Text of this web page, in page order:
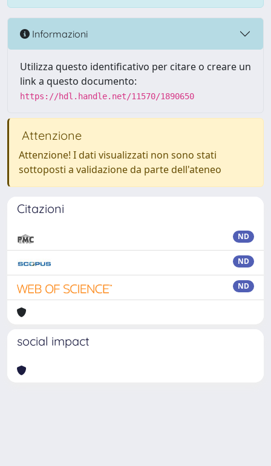
Informazioni
Utilizza questo identificativo per citare o creare un
link a questo documento:
https://hdl.handle.net/11570/1890650
Attenzione
Attenzione! I dati visualizzati non sono stati
sottoposti a validazione da parte dell'ateneo
Citazioni
ND
ND
ND
social impact